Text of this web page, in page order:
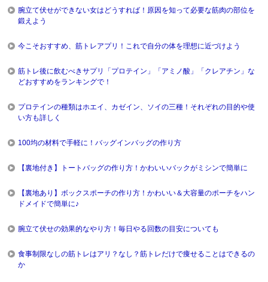
腕立て伏せができない女はどうすれば！原因を知って必要な筋肉の部位を
鍛えよう
今こそおすすめ、筋トレアプリ！これで自分の体を理想に近づけよう
筋トレ後に飲むべきサプリ「プロテイン」「アミノ酸」「クレアチン」な
どおすすめをランキングで！
プロテインの種類はホエイ、カゼイン、ソイの三種！それぞれの目的や使
い方も詳しく
100均の材料で手軽に！バッグインバッグの作り方
【裏地付き】トートバッグの作り方！かわいいバックがミシンで簡単に
【裏地あり】ボックスポーチの作り方！かわいい＆大容量のポーチをハン
ドメイドで簡単に♪
腕立て伏せの効果的なやり方！毎日やる回数の目安についても
食事制限なしの筋トレはアリ？なし？筋トレだけで痩せることはできるの
か